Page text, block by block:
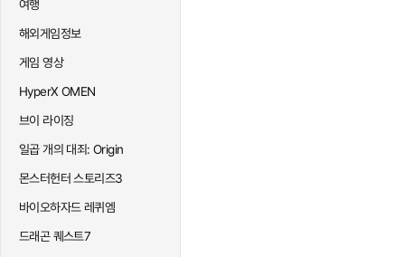
여행
해외게임정보
게임 영상
HyperX OMEN
브이 라이징
일곱 개의 대죄: Origin
몬스터헌터 스토리즈3
바이오하자드 레퀴엠
드래곤 퀘스트7